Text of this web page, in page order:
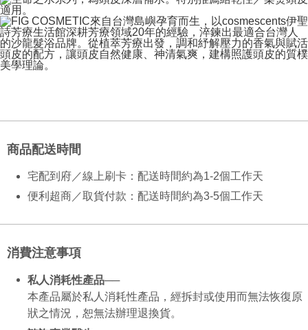
商品配送時間
宅配到府／線上刷卡：配送時間約為1-2個工作天
便利超商／取貨付款：配送時間約為3-5個工作天
消費注意事項
私人消耗性產品──
本產品屬於私人消耗性產品，經拆封或使用而無法恢復原
狀之情況，恕無法辦理退換貨。